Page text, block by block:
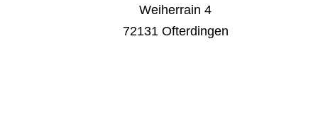
Weiherrain 4
72131 Ofterdingen